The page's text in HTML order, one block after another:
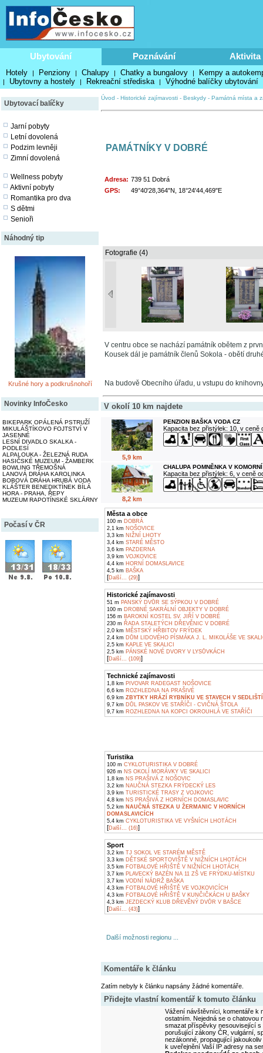
Ubytování Poznávání Aktivita
Hotely | Penziony | Chalupy | Chatky a bungalovy | Kempy a
| Ubytovny a hostely | Rekreační střediska | Výhodné balíčky ubytování
Ubytovací balíčky
Jarní pobyty
Letní dovolená
Podzim levněji
Zimní dovolená
Wellness pobyty
Aktivní pobyty
Romantika pro dva
S dětmi
Senioři
Náhodný tip
Krušné hory a podkrušnohoří
Novinky InfoČesko
BIKEPARK OPÁLENÁ PSTRUŽÍ
MIKULÁŠTÍKOVO FOJTSTVÍ V
JASENNÉ
LESNÍ DIVADLO SKALKA -
PODLESÍ
ALPALOUKA - ŽELEZNÁ RUDA
HASIČSKÉ MUZEUM - ŽAMBERK
BOWLING TŘEMOŠNÁ
LANOVÁ DRÁHA KAROLINKA
BOBOVÁ DRÁHA HRUBÁ VODA
KLÁŠTER BENEDIKTÍNEK BÍLÁ
HORA - PRAHA, ŘEPY
MUZEUM RAPOTÍNSKÉ SKLÁRNY
Počasí v ČR
Úvod - Historické zajímavosti - Beskydy - Památná místa a
PAMÁTNÍKY V DOBRÉ
Adresa: 739 51 Dobrá
GPS:
49°40'28,364"N, 18°24'44,469"E
Fotografie (4)
V centru obce se nachází památník obětem z
Kousek dál je památník členů Sokola - obětí
Na budově Obecního úřadu, u vstupu do
V okolí 10 km najdete
5,9 km
PENZION BAŠKA VODA CZ
Kapacita bez přistýlek: 10, v ceně
8,2 km
CHALUPA POMNĚNKA V
Kapacita bez přistýlek: 6, v ceně
Města a obce
100 m DOBRÁ
2,1 km NOŠOVICE
3,3 km NIŽNÍ LHOTY
3,4 km STARÉ MĚSTO
3,6 km PAZDERNA
3,9 km VOJKOVICE
4,4 km HORNÍ DOMASLAVICE
4,5 km BAŠKA
[Další... (29)]
Historické zajímavosti
51 m PANSKÝ DVŮR SE SÝPKOU V DOBRÉ
100 m DROBNÉ SAKRÁLNÍ OBJEKTY V DOBRÉ
156 m BAROKNÍ KOSTEL SV. JIŘÍ V DOBRÉ
230 m ŘADA STALETÝCH DŘEVĚNIC V DOBRÉ
2,0 km MĚSTSKÝ HŘBITOV FRÝDEK
2,4 km DŮM LIDOVÉHO PÍSMÁKA J. L. MIKOLÁŠE VE
2,5 km KAPLE VE SKALICI
2,5 km PÁNSKÉ NOVÉ DVORY V LYSŮVKÁCH
[Další... (109)]
Technické zajímavosti
1,8 km PIVOVAR RADEGAST NOŠOVICE
6,6 km ROZHLEDNA NA PRAŠIVÉ
6,9 km ZBYTKY HRÁZÍ RYBNÍKU VE STAVECH V
9,7 km DŮL PASKOV VE STAŘÍČI - CVIČNÁ ŠTOLA
9,7 km ROZHLEDNA NA KOPCI OKROUHLÁ VE STAŘÍČI
Turistika
100 m CYKLOTURISTIKA V DOBRÉ
926 m NS OKOLÍ MORÁVKY VE SKALICI
1,8 km NS PRAŠIVÁ Z NOŠOVIC
3,2 km NAUČNÁ STEZKA FRÝDECKÝ LES
3,9 km TURISTICKÉ TRASY Z VOJKOVIC
4,8 km NS PRAŠIVÁ Z HORNÍCH DOMASLAVIC
5,2 km NAUČNÁ STEZKA U ŽERMANIC V HORNÍCH
DOMASLAVICÍCH
5,4 km CYKLOTURISTIKA VE VYŠNÍCH LHOTÁCH
[Další... (16)]
Sport
3,2 km TJ SOKOL VE STARÉM MĚSTĚ
3,3 km DĚTSKÉ SPORTOVIŠTĚ V NIŽNÍCH LHOTÁCH
3,5 km FOTBALOVÉ HŘIŠTĚ V NIŽNÍCH LHOTÁCH
3,7 km PLAVECKÝ BAZÉN NA 11 ZŠ VE FRÝDKU-MÍSTKU
3,7 km VODNÍ NÁDRŽ BAŠKA
4,3 km FOTBALOVÉ HŘIŠTĚ VE VOJKOVICÍCH
4,3 km FOTBALOVÉ HŘIŠTĚ V KUNČIČKÁCH U BAŠKY
4,3 km JEZDECKÝ KLUB DŘEVĚNÝ DVŮR V BAŠCE
[Další... (43)]
Další možnosti regionu ...
Komentáře k článku
Zatím nebyly k článku napsány žádné komentáře.
Přidejte vlastní komentář k tomuto článku
Vážení návštěvníci, komentáře k
ostatním. Nejedná se o
smazat příspěvky nesouvisející
porušující zákony ČR, vulgární,
nezákonné, propagující
k uveřejnění Vaší IP adresy na